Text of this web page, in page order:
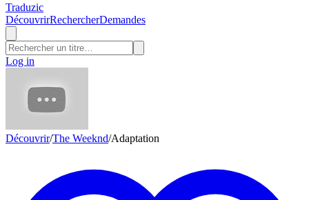
Traduzic
DécouvrirRechercherDemandes
Log in
Découvrir/The Weeknd/Adaptation